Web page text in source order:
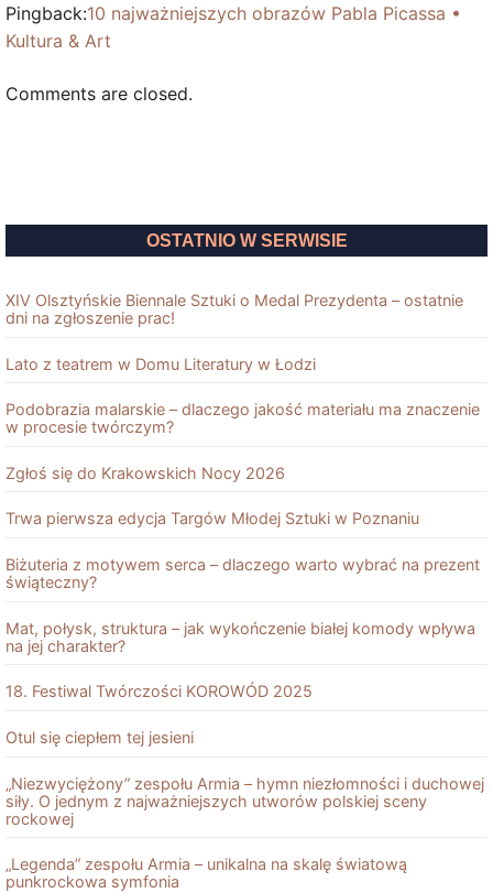
Pingback:10 najważniejszych obrazów Pabla Picassa •
Kultura & Art
Comments are closed.
OSTATNIO W SERWISIE
XIV Olsztyńskie Biennale Sztuki o Medal Prezydenta – ostatnie
dni na zgłoszenie prac!
Lato z teatrem w Domu Literatury w Łodzi
Podobrazia malarskie – dlaczego jakość materiału ma znaczenie
w procesie twórczym?
Zgłoś się do Krakowskich Nocy 2026
Trwa pierwsza edycja Targów Młodej Sztuki w Poznaniu
Biżuteria z motywem serca – dlaczego warto wybrać na prezent
świąteczny?
Mat, połysk, struktura – jak wykończenie białej komody wpływa
na jej charakter?
18. Festiwal Twórczości KOROWÓD 2025
Otul się ciepłem tej jesieni
„Niezwyciężony” zespołu Armia – hymn niezłomności i duchowej
siły. O jednym z najważniejszych utworów polskiej sceny
rockowej
„Legenda” zespołu Armia – unikalna na skalę światową
punkrockowa symfonia